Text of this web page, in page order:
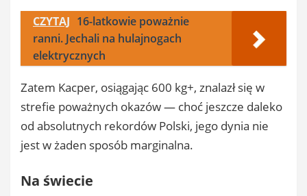
CZYTAJ 16-latkowie poważnie
ranni. Jechali na hulajnogach
elektrycznych
Zatem Kacper, osiągając 600 kg+, znalazł się w
strefie poważnych okazów — choć jeszcze daleko
od absolutnych rekordów Polski, jego dynia nie
jest w żaden sposób marginalna.
Na świecie